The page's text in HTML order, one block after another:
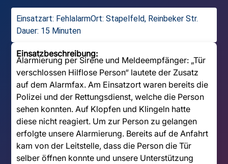
Einsatzart: FehlalarmOrt: Stapelfeld, Reinbeker Str.
Dauer: 15 Minuten
Einsatzbeschreibung:
Alarmierung per Sirene und Meldeempfänger: „Tür
verschlossen Hilflose Person“ lautete der Zusatz
auf dem Alarmfax. Am Einsatzort waren bereits die
Polizei und der Rettungsdienst, welche die Person
sehen konnten. Auf Klopfen und Klingeln hatte
diese nicht reagiert. Um zur Person zu gelangen
erfolgte unsere Alarmierung. Bereits auf de Anfahrt
kam von der Leitstelle, dass die Person die Tür
selber öffnen konnte und unsere Unterstützung